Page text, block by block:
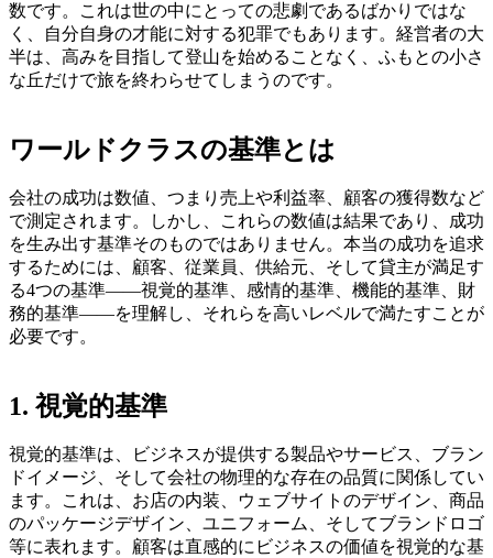
数です。これは世の中にとっての悲劇であるばかりではな
く、自分自身の才能に対する犯罪でもあります。経営者の大
半は、高みを目指して登山を始めることなく、ふもとの小さ
な丘だけで旅を終わらせてしまうのです。
ワールドクラスの基準とは
会社の成功は数値、つまり売上や利益率、顧客の獲得数など
で測定されます。しかし、これらの数値は結果であり、成功
を生み出す基準そのものではありません。本当の成功を追求
するためには、顧客、従業員、供給元、そして貸主が満足す
る4つの基準――視覚的基準、感情的基準、機能的基準、財
務的基準――を理解し、それらを高いレベルで満たすことが
必要です。
1. 視覚的基準
視覚的基準は、ビジネスが提供する製品やサービス、ブラン
ドイメージ、そして会社の物理的な存在の品質に関係してい
ます。これは、お店の内装、ウェブサイトのデザイン、商品
のパッケージデザイン、ユニフォーム、そしてブランドロゴ
等に表れます。顧客は直感的にビジネスの価値を視覚的な基